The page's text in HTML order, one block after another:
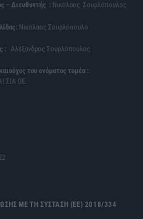
– Διευθυντής : Νικόλαος Σουρλόπουλος
Νικόλαος Σουρλόπουλο
: Αλέξανδρος Σουρλόπουλος
του ονόματος τομέα :
ΣΙΑ ΟΕ
ΜΕ ΤΗ ΣΎΣΤΑΣΗ (ΕΕ) 2018/334